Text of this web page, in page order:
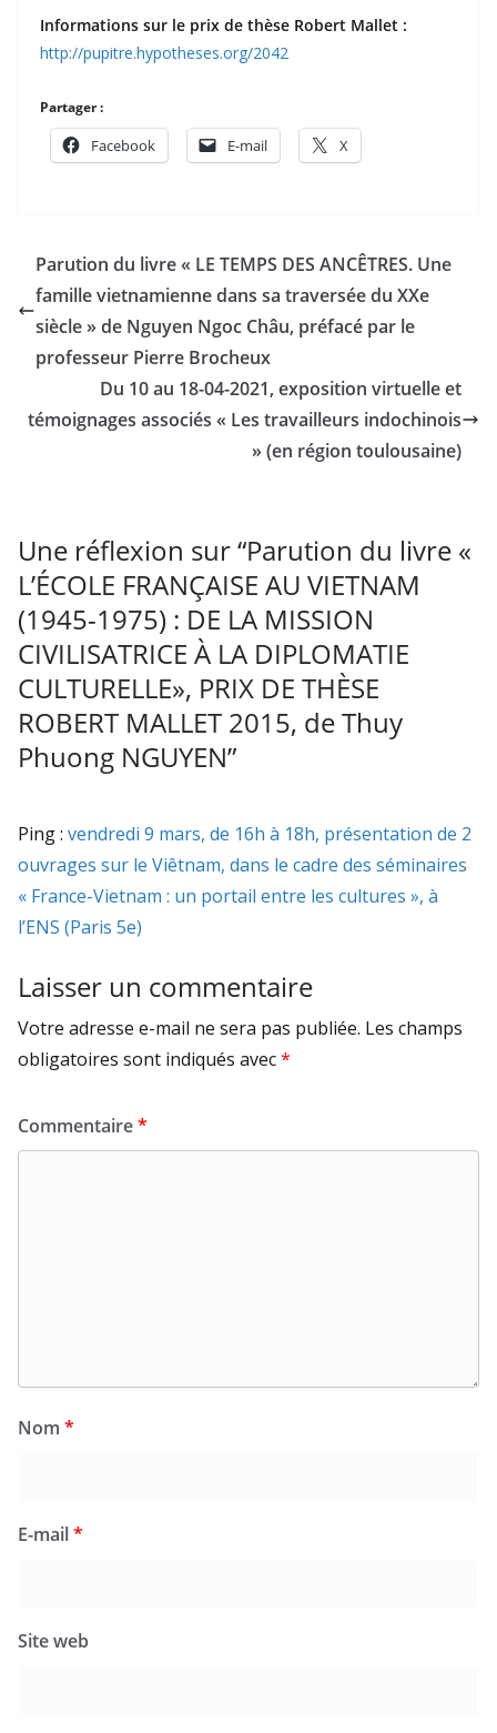
Informations sur le prix de thèse Robert Mallet :
http://pupitre.hypotheses.org/2042
Partager :
Facebook E-mail X
Parution du livre « LE TEMPS DES ANCÊTRES. Une
famille vietnamienne dans sa traversée du XXe
siècle » de Nguyen Ngoc Châu, préfacé par le
professeur Pierre Brocheux
Du 10 au 18-04-2021, exposition virtuelle et
témoignages associés « Les travailleurs indochinois
» (en région toulousaine)
Une réflexion sur “Parution du livre «
L’ÉCOLE FRANÇAISE AU VIETNAM
(1945-1975) : DE LA MISSION
CIVILISATRICE À LA DIPLOMATIE
CULTURELLE», PRIX DE THÈSE
ROBERT MALLET 2015, de Thuy
Phuong NGUYEN”
Ping : vendredi 9 mars, de 16h à 18h, présentation de 2
ouvrages sur le Viêtnam, dans le cadre des séminaires
« France-Vietnam : un portail entre les cultures », à
l’ENS (Paris 5e)
Laisser un commentaire
Votre adresse e-mail ne sera pas publiée. Les champs
obligatoires sont indiqués avec*
Commentaire*
Nom *
E-mail*
Site web